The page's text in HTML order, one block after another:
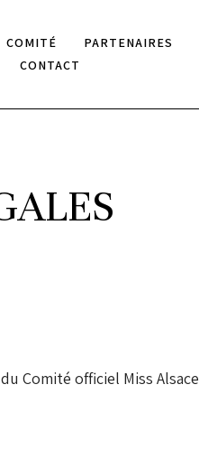
COMITÉ PARTENAIRES
CONTACT
Comité officiel Miss Alsace